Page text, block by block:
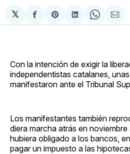
𝕏
Compartir
en
Share
on
Compartir
en
Share
on
via
Con la intención de exigir la
independentistas catalanes,
manifestaron ante el Tribunal
Los manifestantes también
diera marcha atrás en
hubiera obligado a los bancos,
pagar un impuesto a las